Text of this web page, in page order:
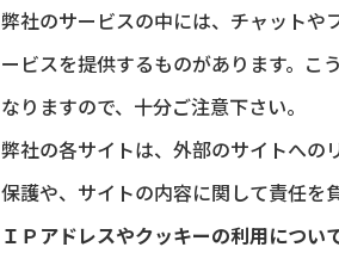
弊社のサービスの中には、チャットや
ービスを提供するものがあります。こ
なりますので、十分ご注意下さい。
弊社の各サイトは、外部のサイトへの
保護や、サイトの内容に関して責任を
ＩＰアドレスやクッキーの利用につい